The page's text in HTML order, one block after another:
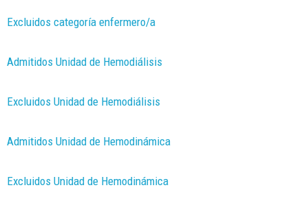
Excluidos categoría enfermero/a
Admitidos Unidad de Hemodiálisis
Excluidos Unidad de Hemodiálisis
Admitidos Unidad de Hemodinámica
Excluidos Unidad de Hemodinámica